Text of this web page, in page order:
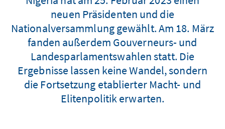
neuen Präsidenten und die
Nationalversammlung gewählt. Am 18. März
fanden außerdem Gouverneurs- und
Landesparlamentswahlen statt. Die
Ergebnisse lassen keine Wandel, sondern
die Fortsetzung etablierter Macht- und
Elitenpolitik erwarten.